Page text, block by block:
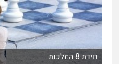
חידת 8 המלכות